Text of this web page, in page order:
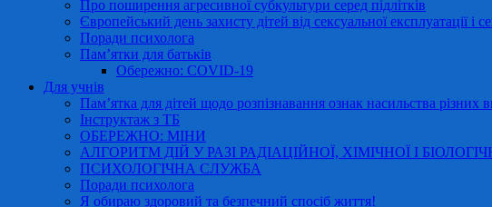
Про поширення агресивної субкультури серед підлітків
Європейський день захисту дітей від сексуальної експлуатації і
Поради психолога
Пам’ятки для батьків
Обережно: COVID-19
Для учнів
Пам’ятка для дітей щодо розпізнавання ознак насильства різних
Інструктаж з ТБ
ОБЕРЕЖНО: МІНИ
АЛГОРИТМ ДІЙ У РАЗІ РАДІАЦІЙНОЇ, ХІМІЧНОЇ І
ПСИХОЛОГІЧНА СЛУЖБА
Поради психолога
Я обираю здоровий та безпечний спосіб життя!